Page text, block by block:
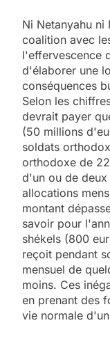
Ni Netanyahu
coalition avec
l'effervescence
d'élaborer une
conséquences
Selon les
devrait payer
(50 millions
soldats
orthodoxe de
d'un ou de
allocations
montant
savoir pour
shékels (800
reçoit pendant
mensuel de
moins. Ces
en prenant des
vie normale